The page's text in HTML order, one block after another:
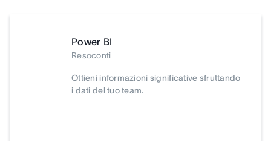
Power BI
Resoconti
Ottieni informazioni significative sfruttando
i dati del tuo team.